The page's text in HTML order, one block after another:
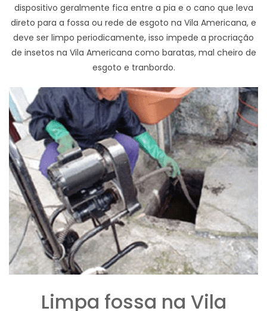
dispositivo geralmente fica entre a pia e o cano que leva
direto para a fossa ou rede de esgoto na Vila Americana, e
deve ser limpo periodicamente, isso impede a procriação
de insetos na Vila Americana como baratas, mal cheiro de
esgoto e tranbordo.
Limpa fossa na Vila